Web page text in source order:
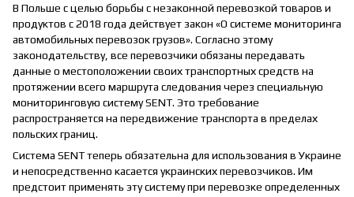
В Польше с целью борьбы с незаконной перевозкой товаров и
продуктов с 2018 года действует закон «О системе мониторинга
автомобильных перевозок грузов». Согласно этому
законодательству, все перевозчики обязаны передавать
данные о местоположении своих транспортных средств на
протяжении всего маршрута следования через специальную
мониторинговую систему SENT. Это требование
распространяется на передвижение транспорта в пределах
польских границ.
Система SENT теперь обязательна для использования в Украине
и непосредственно касается украинских перевозчиков. Им
предстоит применять эту систему при перевозке определенных